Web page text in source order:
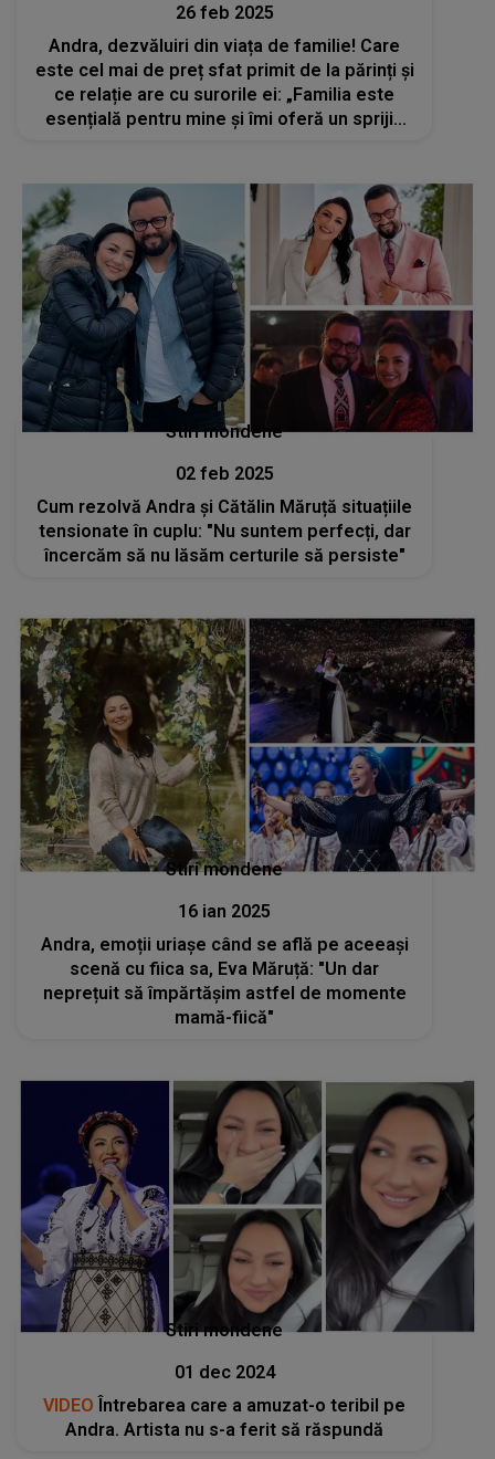
26 feb 2025
Andra, dezvăluiri din viața de familie! Care
este cel mai de preț sfat primit de la părinți și
ce relație are cu surorile ei: „Familia este
esențială pentru mine și îmi oferă un sprijin
Stiri mondene
02 feb 2025
Cum rezolvă Andra şi Cătălin Măruță situațiile
tensionate în cuplu: "Nu suntem perfecți, dar
încercăm să nu lăsăm certurile să persiste"
Stiri mondene
16 ian 2025
Andra, emoții uriașe când se află pe aceeași
scenă cu fiica sa, Eva Măruță: "Un dar
neprețuit să împărtășim astfel de momente
mamă-fiică"
Stiri mondene
01 dec 2024
VIDEO Întrebarea care a amuzat-o teribil pe
Andra. Artista nu s-a ferit să răspundă